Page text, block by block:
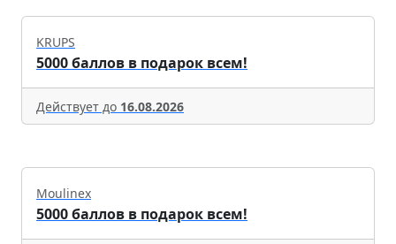
KRUPS
5000 баллов в подарок всем!
Действует до 16.08.2026
Moulinex
5000 баллов в подарок всем!